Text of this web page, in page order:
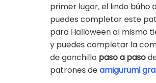
primer lugar, el lindo búho
puedes completar este
para Halloween al mismo
y puedes completar la
de ganchillo paso a paso
patrones deamigurumi